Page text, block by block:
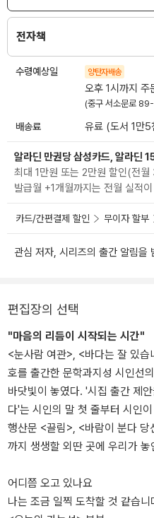
전자책
수령예상일 양탄자배송
오후 1시까지 주
(중구 서소문로
배송료 유료 (도서 1만5
알라딘 만권당 삼성카드, 알라딘
최대 1만원 또는 2만원 할인(전
발급월 +1개월까지는 전월 실적
카드/간편결제 할인 무이자 할부
관심 저자, 시리즈의 출간 알림을
편집장의 선택
"마음의 리듬이 시작되는 시간"
<눈사람 여관>, <바다는 잘 있
호를 출간한 문학과지성 시인선
바닷빛이 놓였다. '시집 출간 제
다'는 시인의 말 첫 줄부터 시인
행산문 <끌림>, <바람이 분다 당
까지 생생할 외딴 곳에 우리가 놓
어디쯤 오고 있나요
나는 조금 일찍 도착할 것 같습니